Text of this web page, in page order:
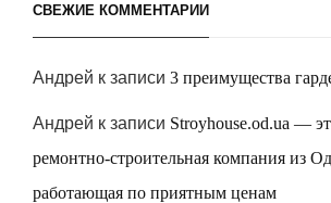
СВЕЖИЕ КОММЕНТАРИИ
Андрей к записи 3 преимущества
Андрей к записи Stroyhouse.od.ua —
ремонтно-строительная компания из
работающая по приятным ценам